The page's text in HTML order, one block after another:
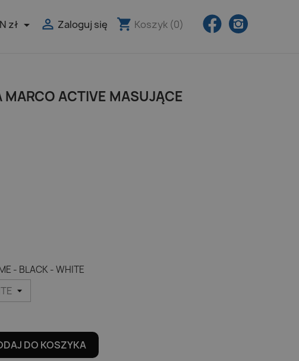
Facebook
shopping_cart Koszyk (0)
 Zaloguj się
zł 
MARCO ACTIVE MASUJĄCE
- BLACK - WHITE
DO KOSZYKA